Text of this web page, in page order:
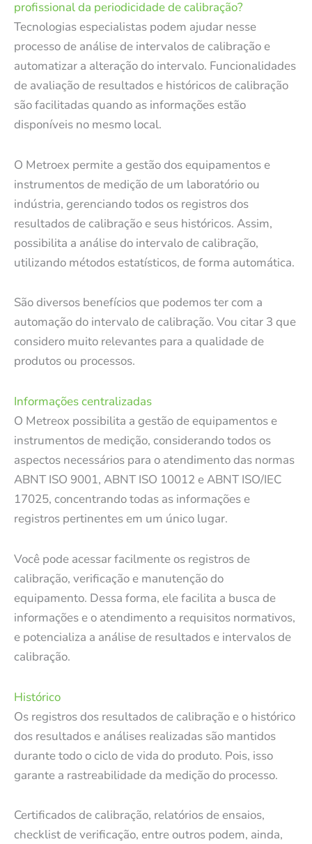
profissional da periodicidade de calibração?
Tecnologias especialistas podem ajudar nesse
processo de análise de intervalos de calibração e
automatizar a alteração do intervalo. Funcionalidades
de avaliação de resultados e históricos de calibração
são facilitadas quando as informações estão
disponíveis no mesmo local.
O Metroex permite a gestão dos equipamentos e
instrumentos de medição de um laboratório ou
indústria, gerenciando todos os registros dos
resultados de calibração e seus históricos. Assim,
possibilita a análise do intervalo de calibração,
utilizando métodos estatísticos, de forma automática.
São diversos benefícios que podemos ter com a
automação do intervalo de calibração. Vou citar 3 que
considero muito relevantes para a qualidade de
produtos ou processos.
Informações centralizadas
O Metreox possibilita a gestão de equipamentos e
instrumentos de medição, considerando todos os
aspectos necessários para o atendimento das normas
ABNT ISO 9001, ABNT ISO 10012 e ABNT ISO/IEC
17025, concentrando todas as informações e
registros pertinentes em um único lugar.
Você pode acessar facilmente os registros de
calibração, verificação e manutenção do
equipamento. Dessa forma, ele facilita a busca de
informações e o atendimento a requisitos normativos,
e potencializa a análise de resultados e intervalos de
calibração.
Histórico
Os registros dos resultados de calibração e o histórico
dos resultados e análises realizadas são mantidos
durante todo o ciclo de vida do produto. Pois, isso
garante a rastreabilidade da medição do processo.
Certificados de calibração, relatórios de ensaios,
checklist de verificação, entre outros podem, ainda,